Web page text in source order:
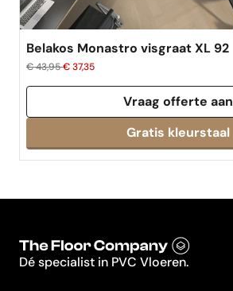
Belakos Monastro visgraat XL 92
€ 43,95€ 37,35
Vraag offerte aan
Dé specialist in PVC Vloeren.